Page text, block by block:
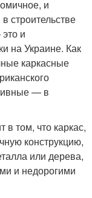
и
строительстве
и
на Украине. Как
каркасные
— в
в том, что каркас,
конструкцию,
или дерева,
и недорогими